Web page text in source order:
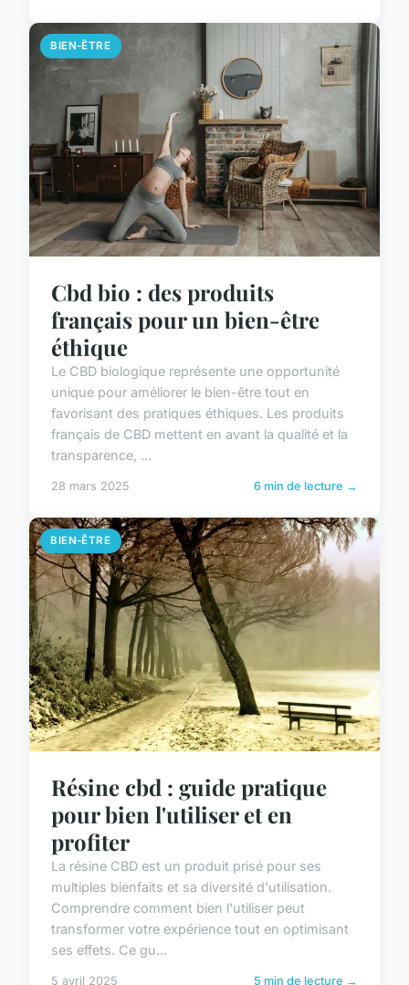
BIEN-ÊTRE
Cbd bio : des produits
français pour un bien-être
éthique
Le CBD biologique représente une opportunité
unique pour améliorer le bien-être tout en
favorisant des pratiques éthiques. Les produits
français de CBD mettent en avant la qualité et la
transparence, ...
28 mars 2025 6 min de lecture →
BIEN-ÊTRE
Résine cbd : guide pratique
pour bien l'utiliser et en
profiter
La résine CBD est un produit prisé pour ses
multiples bienfaits et sa diversité d'utilisation.
Comprendre comment bien l'utiliser peut
transformer votre expérience tout en optimisant
ses effets. Ce gu...
5 avril 2025 5 min de lecture →